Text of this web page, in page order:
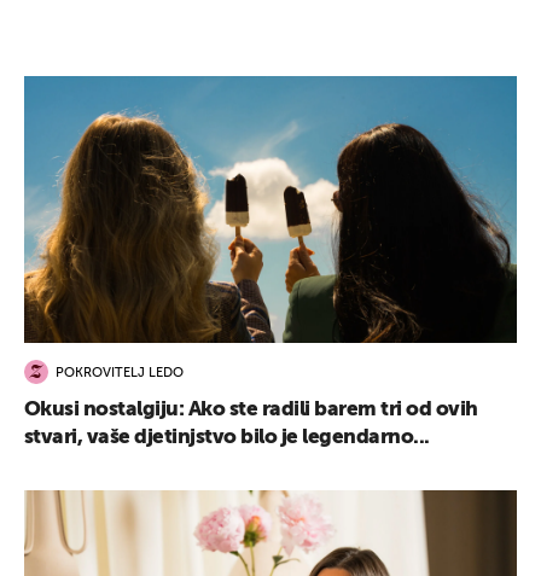
POKROVITELJ LEDO
Okusi nostalgiju: Ako ste radili barem tri od ovih
stvari, vaše djetinjstvo bilo je legendarno...